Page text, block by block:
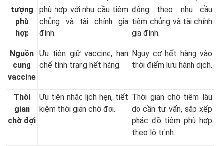
tượng
phù
hợp
phù hợp với nhu cầu tiêm
chủng và tài chính gia
đình.
động theo nhu cầu
tiêm chủng và tài chính
gia đình.
Nguồn
cung
vaccine
Ưu tiên giữ vaccine, hạn
chế tình trạng hết hàng.
Nguy cơ hết hàng vào
thời điểm lưu hành dịch.
Thời
gian
chờ đợi
Ưu tiên nhắc lịch hẹn, tiết
kiệm thời gian chờ đợi.
Thời gian chờ tiêm lâu
do cần tư vấn, sắp xếp
phác đồ tiêm phù hợp
theo lộ trình.